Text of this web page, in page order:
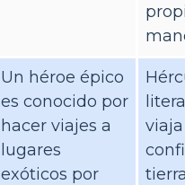
Un héroe épico
es conocido por
hacer viajes a
lugares
exóticos por